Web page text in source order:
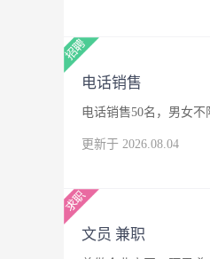
电话销售
电话销售50名，男女不
更新于 2026.08.04
文员 兼职